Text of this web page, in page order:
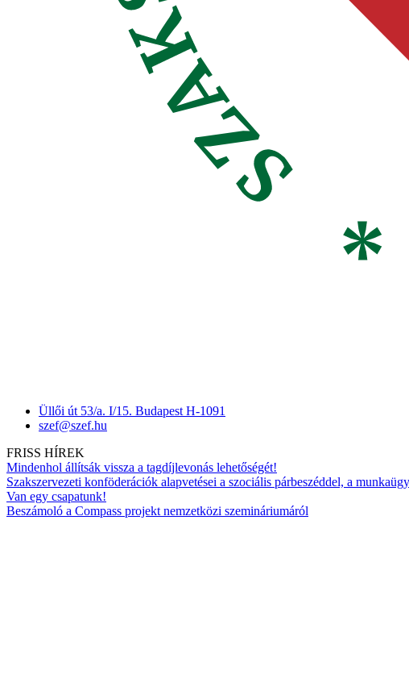
Üllői út 53/a. I/15. Budapest H-1091
szef@szef.hu
FRISS HÍREK
Mindenhol állítsák vissza a tagdíjlevonás lehetőségét!
Szakszervezeti konföderációk alapvetései a szociális párbeszéddel, a
Van egy csapatunk!
Beszámoló a Compass projekt nemzetközi szemináriumáról